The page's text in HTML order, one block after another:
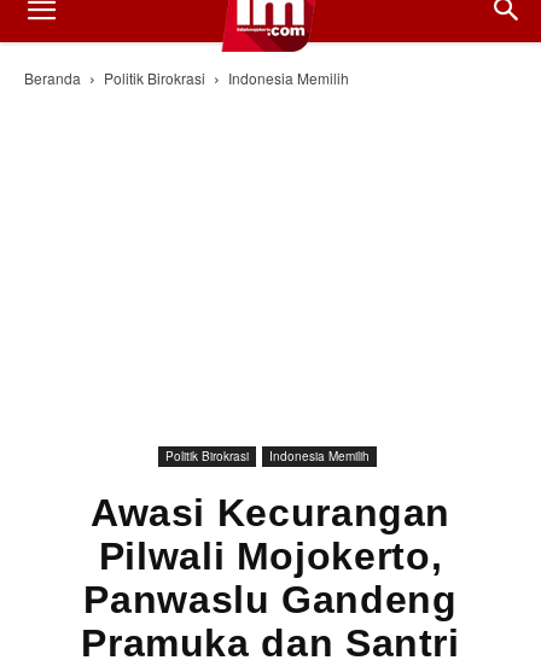
Beranda Politik Birokrasi Indonesia Memilih
Politik Birokrasi Indonesia Memilih
Awasi Kecurangan
Pilwali Mojokerto,
Panwaslu Gandeng
Pramuka dan Santri